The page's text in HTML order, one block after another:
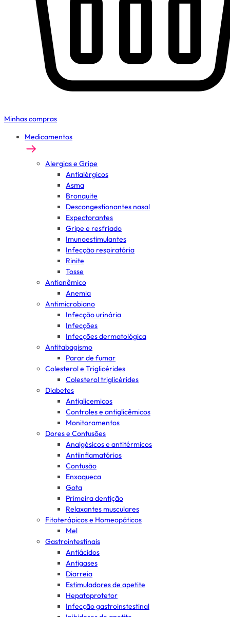
Minhas compras
Medicamentos
Alergias e Gripe
Antialérgicos
Asma
Bronquite
Descongestionantes nasal
Expectorantes
Gripe e resfriado
Imunoestimulantes
Infecção respiratória
Rinite
Tosse
Antianêmico
Anemia
Antimicrobiano
Infecção urinária
Infecções
Infecções dermatológica
Antitabagismo
Parar de fumar
Colesterol e Triglicérides
Colesterol triglicérides
Diabetes
Antiglicemicos
Controles e antiglicêmicos
Monitoramentos
Dores e Contusões
Analgésicos e antitérmicos
Antiinflamatórios
Contusão
Enxaqueca
Gota
Primeira dentição
Relaxantes musculares
Fitoterápicos e Homeopáticos
Mel
Gastrointestinais
Antiácidos
Antigases
Diarreia
Estimuladores de apetite
Hepatoprotetor
Infecção gastroinstestinal